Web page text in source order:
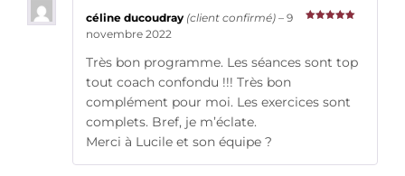
céline ducoudray (client confirmé) – 9
novembre 2022
Très bon programme. Les séances sont top
tout coach confondu !!! Très bon
complément pour moi. Les exercices sont
complets. Bref, je m’éclate.
Merci à Lucile et son équipe ?